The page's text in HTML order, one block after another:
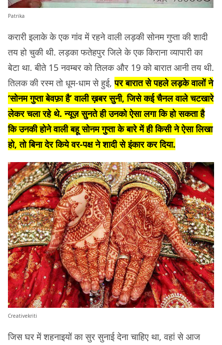
Patrika
करारी इलाके के एक गांव में रहने वाली लड़की सोनम गुप्ता की शादी
तय हो चुकी थी. लड़का फतेहपुर जिले के एक किराना व्यापारी का
बेटा था. बीते 15 नवम्बर को तिलक और 19 को बारात आनी तय थी.
तिलक की रस्म तो धूम-धाम से हुई,पर बारात से पहले लड़के वालों ने
‘सोनम गुप्ता बेवफ़ा है’ वाली ख़बर सुनी, जिसे कई चैनल वाले चटखारे
लेकर चला रहे थे. न्यूज़ सुनते ही उनको ऐसा लगा कि हो सकता है
कि उनकी होने वाली बहू सोनम गुप्ता के बारे में ही किसी ने ऐसा लिखा
हो, तो बिना देर किये वर-पक्ष ने शादी से इंकार कर दिया.
Creativekriti
जिस घर में शहनाइयों का सुर सुनाई देना चाहिए था, वहां से आज